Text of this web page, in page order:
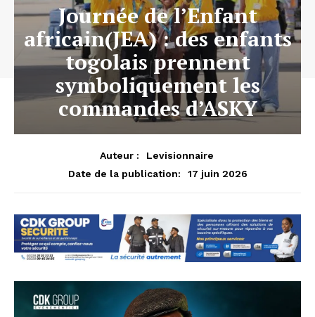
Journée de l’Enfant
africain(JEA) : des enfants
togolais prennent
symboliquement les
commandes d’ASKY
Auteur :
Levisionnaire
Date de la publication:
17 juin 2026